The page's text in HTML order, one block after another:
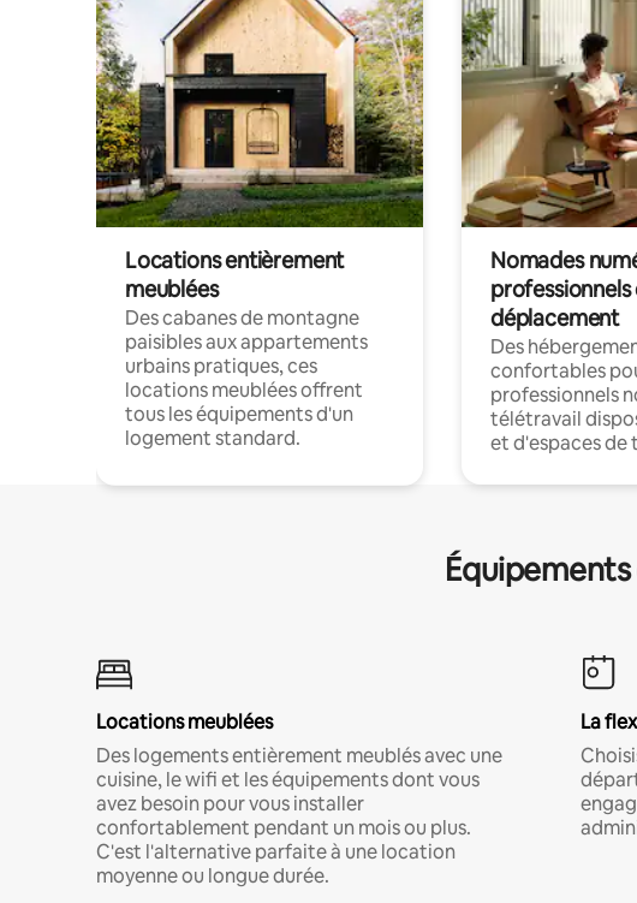
Locations entièrement
meublées
Des cabanes de montagne
paisibles aux appartements
urbains pratiques, ces
locations meublées offrent
tous les équipements d'un
logement standard.
Nomades
professionnels
déplacement
Des
confortables
professionnels
télétravail
et d'espaces de
Locations meublées
Des logements entièrement meublés avec une
cuisine, le wifi et les équipements dont vous
avez besoin pour vous installer
confortablement pendant un mois ou plus.
C'est l'alternative parfaite à une location
moyenne ou longue durée.
La